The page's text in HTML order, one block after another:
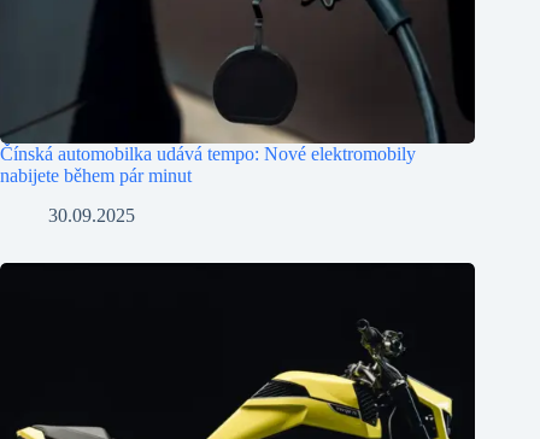
Čínská automobilka udává tempo: Nové elektromobily
nabijete během pár minut
30.09.2025